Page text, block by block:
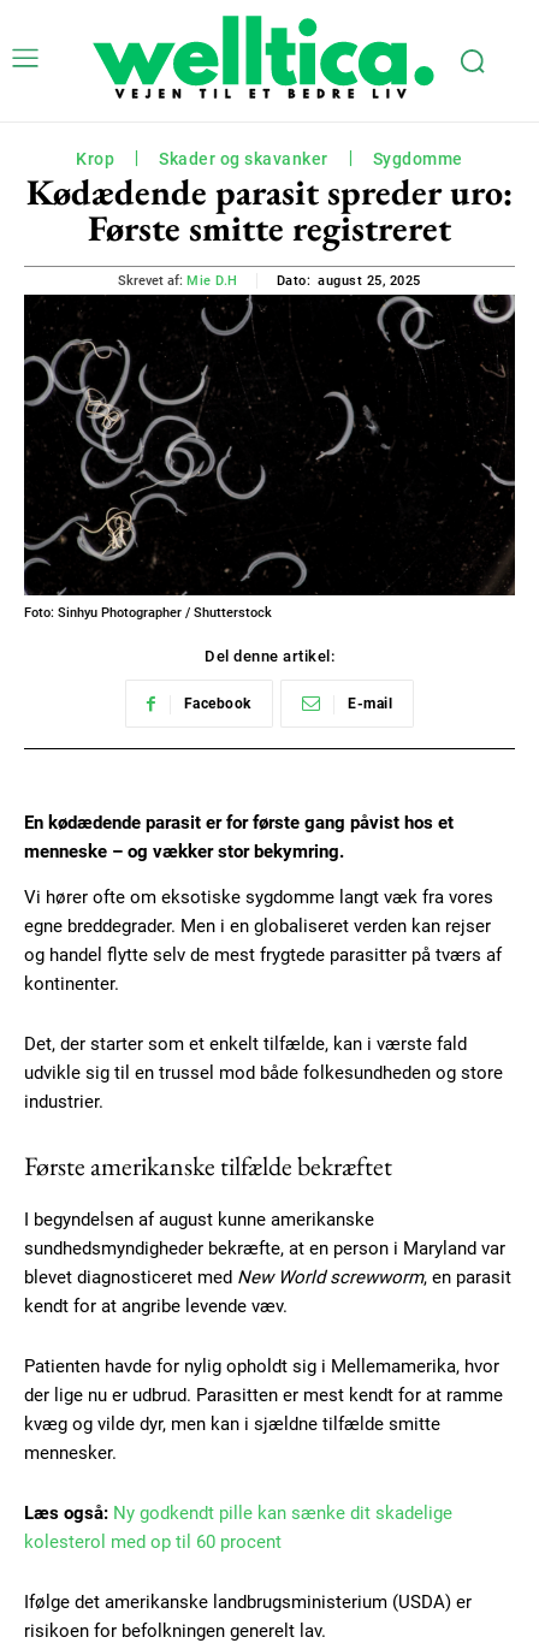
Krop Skader og skavanker Sygdomme
Kødædende parasit spreder uro:
Første smitte registreret
Skrevet af: Mie D.H Dato: august 25, 2025
Foto: Sinhyu Photographer / Shutterstock
Del denne artikel:
Facebook E-mail
En kødædende parasit er for første gang påvist hos et
menneske – og vækker stor bekymring.
Vi hører ofte om eksotiske sygdomme langt væk fra vores
egne breddegrader. Men i en globaliseret verden kan rejser
og handel flytte selv de mest frygtede parasitter på tværs af
kontinenter.
Det, der starter som et enkelt tilfælde, kan i værste fald
udvikle sig til en trussel mod både folkesundheden og store
industrier.
Første amerikanske tilfælde bekræftet
I begyndelsen af august kunne amerikanske
sundhedsmyndigheder bekræfte, at en person i Maryland var
blevet diagnosticeret med New World screwworm, en parasit
kendt for at angribe levende væv.
Patienten havde for nylig opholdt sig i Mellemamerika, hvor
der lige nu er udbrud. Parasitten er mest kendt for at ramme
kvæg og vilde dyr, men kan i sjældne tilfælde smitte
mennesker.
Læs også: Ny godkendt pille kan sænke dit skadelige
kolesterol med op til 60 procent
Ifølge det amerikanske landbrugsministerium (USDA) er
risikoen for befolkningen generelt lav.